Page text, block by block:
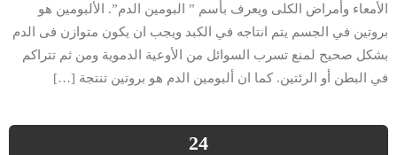
الأمعاء وأمراض الكلى ويعرف بأسم ” البومين الدم”. الألبومين هو
بروتين في الجسم يتم انتاجه في الكبد ويجب ان يكون متوازن فى الدم
بشكل صحيح لمنع تسرب السوائل من الأوعية الدموية ومن ثم تتراكم
في البطن أو الرئتين. كما ان ألبومين الدم هو بروتين تنتجة […]
24